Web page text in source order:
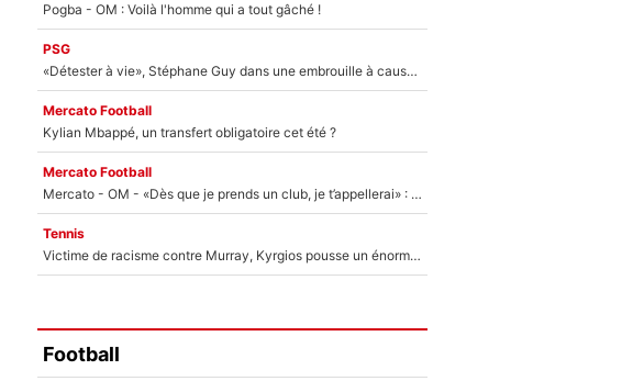
Pogba - OM : Voilà l'homme qui a tout gâché !
PSG
«Détester à vie», Stéphane Guy dans une embrouille à cause du PSG !
Mercato Football
Kylian Mbappé, un transfert obligatoire cet été ?
Mercato Football
Mercato - OM - «Dès que je prends un club, je t’appellerai» : La promesse de Marcelino au moment de claquer la porte
Tennis
Victime de racisme contre Murray, Kyrgios pousse un énorme coup de gueule !
Football